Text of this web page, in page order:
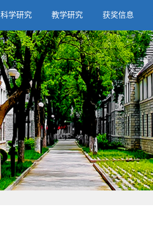
科学研究 教学研究 获奖信息